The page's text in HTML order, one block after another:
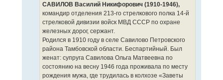
САВИЛОВ Василий Никифорович (1910-1946),
командир отделения 213-го стрелкового полка 14-й
стрелковой дивизии войск МВД СССР по охране
железных дорог, сержант.
Родился в 1910 году в селе Савилово Петровского
района Тамбовской области. Беспартийный. Был
женат: супруга Савилова Ольга Матвеевна по
состоянию на весну 1946 года проживала по месту
рождения мужа, где трудилась в колхозе «Заветы